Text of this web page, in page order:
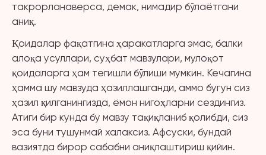
такрорланаверса, демак, нимадир бўлаётгани
аниқ.
Қоидалар фақатгина ҳаракатларга эмас, балки
алоқа усуллари, суҳбат мавзулари, мулоқот
қоидаларга ҳам тегишли бўлиши мумкин. Кечагина
ҳамма шу мавзуда ҳазиллашганди, аммо бугун сиз
ҳазил қилганингизда, ёмон нигоҳларни сездингиз.
Атиги бир кунда бу мавзу тақиқланиб қолибди, сиз
эса буни тушунмай халаксиз. Афсуски, бундай
вазиятда бирор сабабни аниқлаштириш қийин.